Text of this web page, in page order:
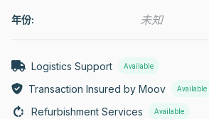
年份: 未知
Logistics Support Available
Transaction Insured by Moov Available
Refurbishment Services Available